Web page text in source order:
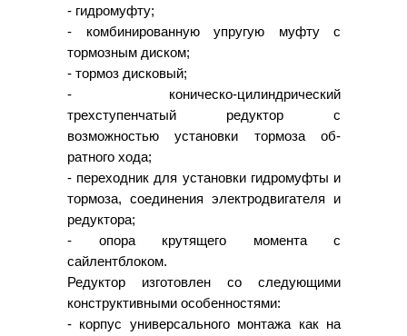
- гидромуфту;
- комбинированную упругую муфту с
тормозным диском;
- тормоз дисковый;
- коническо-цилиндрический
трехступенчатый редуктор c
возможностью установки тормоза об-
ратного хода;
- переходник для установки гидромуфты и
тормоза, соединения электродвигателя и
редуктора;
- опора крутящего момента с
сайлентблоком.
Редуктор изготовлен со следующими
конструктивными особенностями:
- корпус универсального монтажа как на